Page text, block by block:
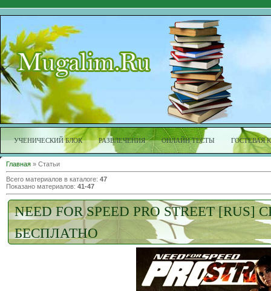
УЧЕНИЧЕСКИЙ БЛОК РАЗВЛЕЧЕНИЯ ОНЛАЙН ТЕСТЫ ГОСТЕВАЯ
Главная » Статьи
Всего материалов в каталоге: 47
Показано материалов: 41-47
NEED FOR SPEED PRO STREET [RUS]
БЕСПЛАТНО